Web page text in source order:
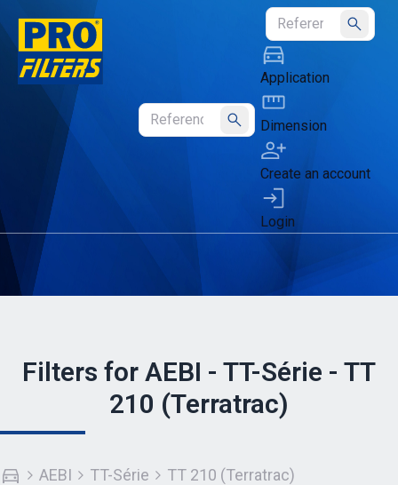
Submit
Submit
Application
Dimension
Create an account
Login
Filters for AEBI - TT-Série - TT
210 (Terratrac)
AEBI TT-Série TT 210 (Terratrac)